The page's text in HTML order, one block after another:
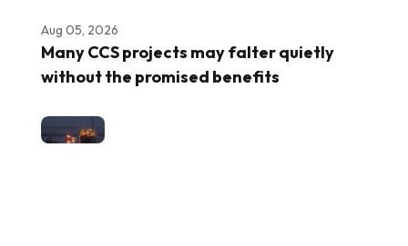
Aug 05, 2026
Many CCS projects may falter quietly
without the promised benefits